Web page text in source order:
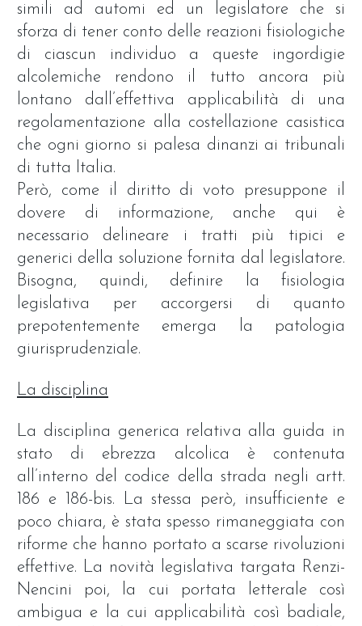
simili ad automi ed un legislatore che si
sforza di tener conto delle reazioni fisiologiche
di ciascun individuo a queste ingordigie
alcolemiche rendono il tutto ancora più
lontano dall’effettiva applicabilità di una
regolamentazione alla costellazione casistica
che ogni giorno si palesa dinanzi ai tribunali
di tutta Italia.
Però, come il diritto di voto presuppone il
dovere di informazione, anche qui è
necessario delineare i tratti più tipici e
generici della soluzione fornita dal legislatore.
Bisogna, quindi, definire la fisiologia
legislativa per accorgersi di quanto
prepotentemente emerga la patologia
giurisprudenziale.
La disciplina
La disciplina generica relativa alla guida in
stato di ebrezza alcolica è contenuta
all’interno del codice della strada negli artt.
186 e 186-bis. La stessa però, insufficiente e
poco chiara, è stata spesso rimaneggiata con
riforme che hanno portato a scarse rivoluzioni
effettive. La novità legislativa targata Renzi-
Nencini poi, la cui portata letterale così
ambigua e la cui applicabilità così badiale,